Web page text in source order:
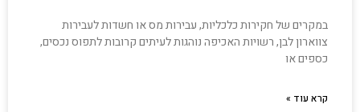
במקרים של חקירות כלכליות, עבירות מס או חשדות לעבירות
צווארון לבן, רשויות האכיפה נוהגות לעיתים קרובות לתפוס נכסים,
כספים או
קרא עוד »